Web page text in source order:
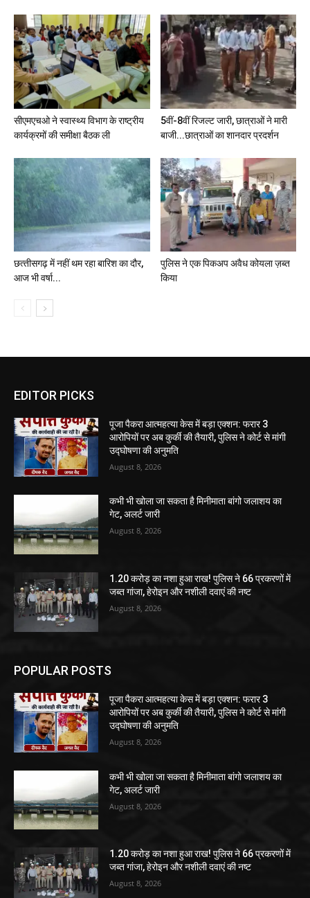
सीएमएचओ ने स्वास्थ्य विभाग के राष्ट्रीय
कार्यक्रमों की समीक्षा बैठक ली
5वीं-8वीं रिजल्ट जारी, छात्राओं ने मारी
बाजी...छात्राओं का शानदार प्रदर्शन
छत्‍तीसगढ़ में नहीं थम रहा बारिश का दौर,
आज भी वर्षा...
पुलिस ने एक पिकअप अवैध कोयला ज़ब्त
किया
EDITOR PICKS
पूजा पैकरा आत्महत्या केस में बड़ा एक्शन: फरार 3
आरोपियों पर अब कुर्की की तैयारी, पुलिस ने कोर्ट से मांगी
उद्घोषणा की अनुमति
August 8, 2026
कभी भी खोला जा सकता है मिनीमाता बांगो जलाशय का
गेट, अलर्ट जारी
August 8, 2026
1.20 करोड़ का नशा हुआ राख! पुलिस ने 66 प्रकरणों में
जब्त गांजा, हेरोइन और नशीली दवाएं की नष्ट
August 8, 2026
POPULAR POSTS
पूजा पैकरा आत्महत्या केस में बड़ा एक्शन: फरार 3
आरोपियों पर अब कुर्की की तैयारी, पुलिस ने कोर्ट से मांगी
उद्घोषणा की अनुमति
August 8, 2026
कभी भी खोला जा सकता है मिनीमाता बांगो जलाशय का
गेट, अलर्ट जारी
August 8, 2026
1.20 करोड़ का नशा हुआ राख! पुलिस ने 66 प्रकरणों में
जब्त गांजा, हेरोइन और नशीली दवाएं की नष्ट
August 8, 2026